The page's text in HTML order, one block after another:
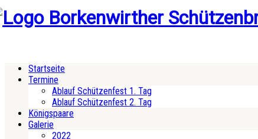
Startseite
Termine
Ablauf Schützenfest 1. Tag
Ablauf Schützenfest 2. Tag
Königspaare
Galerie
2022